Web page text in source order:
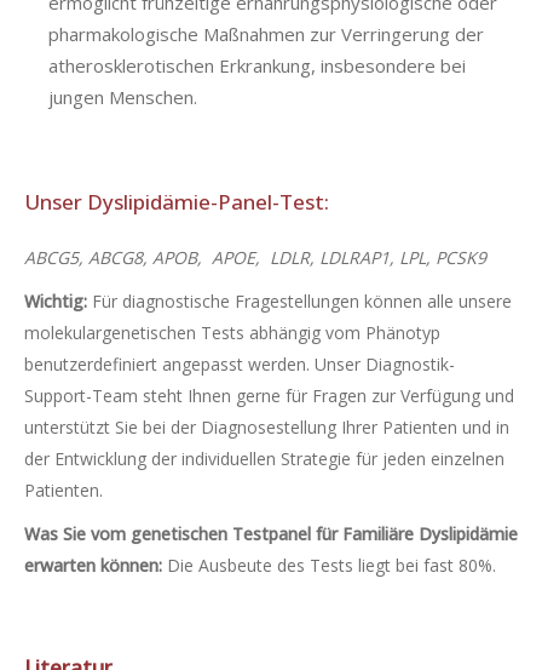
pharmakologische Maßnahmen zur Verringerung der
atherosklerotischen Erkrankung, insbesondere bei
jungen Menschen.
Unser Dyslipidämie-Panel-Test:
ABCG5, ABCG8, APOB, APOE, LDLR, LDLRAP1, LPL, PCSK9
Wichtig: Für diagnostische Fragestellungen können alle unsere
molekulargenetischen Tests abhängig vom Phänotyp
benutzerdefiniert angepasst werden. Unser Diagnostik-
Support-Team steht Ihnen gerne für Fragen zur Verfügung und
unterstützt Sie bei der Diagnosestellung Ihrer Patienten und in
der Entwicklung der individuellen Strategie für jeden einzelnen
Patienten.
Was Sie vom genetischen Testpanel für Familiäre Dyslipidämie
erwarten können: Die Ausbeute des Tests liegt bei fast 80%.